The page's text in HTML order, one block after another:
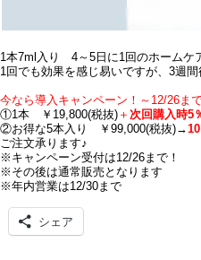
1本7ml入り 4～5日に1回のホームケ
1回でも効果を感じ易いですが、3週
今なら導入キャンペーン！～12/26ま
①1本 ￥19,800(税抜) ＋ 次回購入時5
②お得な5本入り ￥99,000(税抜)→
ご注文承ります♪
※キャンペーン受付は12/26まで！
※その後は通常販売となります
※年内営業は12/30まで
シェア